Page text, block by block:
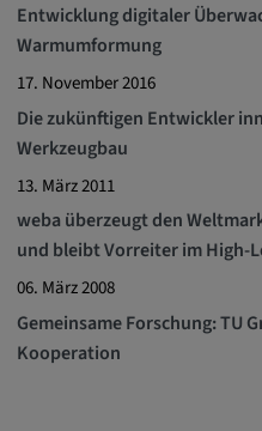
Entwicklung digitaler
Warmumformung
17. November 2016
Die zukünftigen Entwickler
Werkzeugbau
13. März 2011
weba überzeugt den
und bleibt Vorreiter im High-
06. März 2008
Gemeinsame Forschung: TU
Kooperation
Zweck:
Alle Cookies der
Statistik
Statistik Cookies
Informationen über
Diese
Verhalten unserer